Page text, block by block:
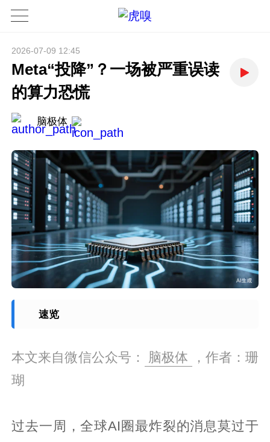
2026-07-09 12:45
Meta“投降”？一场被严重误读
的算力恐慌
脑极体
速览
本文来自微信公众号： 脑极体
，作者：珊
瑚
过去一周，全球AI圈最炸裂的消息莫过于